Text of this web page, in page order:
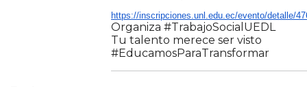
https://inscripciones.unl.edu.ec/evento/detalle/
Organiza #TrabajoSocialUEDL
Tu talento merece ser visto
#EducamosParaTransformar